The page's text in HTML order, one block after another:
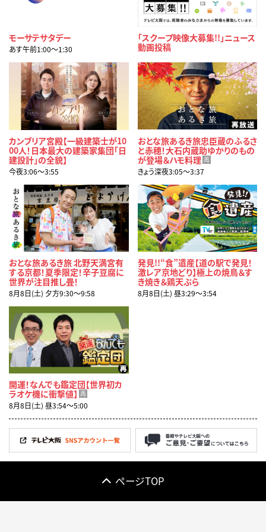
モーサテサタデー
あす午前1:00〜1:30
「スクープ映像大募集!!」ニュース
動画投稿
カンブリア宮殿【一級建築士が10
00人！日本最大の建築家集団「日
建設計」の全貌】
今夜3:06〜3:55
おとな旅あるき旅忠臣蔵のふるさ
と赤穂！大石内蔵助ゆかりのもの
が登場＆ハモ料理 再
きょう深夜3:05〜3:37
おとな旅あるき旅 北野天満宮有
する京都！夏季限定！辛子豆腐に
世界が注目推し畳！
8月8日(土) 夕方9:30〜9:58
発見!!“食”遺産【道の駅で発見！
激レア京地どり】極上の焼鳥＆す
き焼き＆鶏天ぷら
8月8日(土) 昼3:29〜3:54
開運！なんでも鑑定団【世界初カ
ラオケ機に衝撃値】 再
8月8日(土) 昼3:54〜5:00
ページTOP